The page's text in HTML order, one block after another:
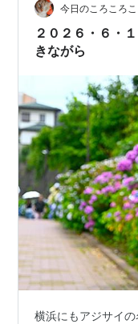
寧にご指導いただい
であり、お友達と
今日のころころ
２０２６・６・
きながら
横浜にもアジサイ